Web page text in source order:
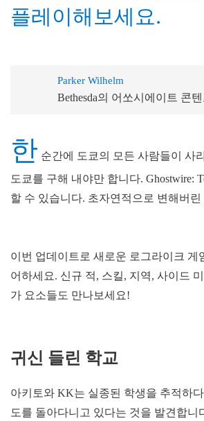
플레이해보세요.
Parker Wilhelm
Bethesda의 어쏘시에이트 콘
한 순간에 도쿄의 모든 사람들이 사
도쿄를 구해 내야만 합니다. Ghostwire:
할 수 있습니다. 초자연적으로 변해버
이번 업데이트로 새로운 로그라이크 게
어하세요. 신규 적, 스킬, 지역, 사이드
가 요소들도 만나보세요!
귀신 들린 학교
아키토와 KK는 실종된 학생을 추적하
도를 돌아다니고 있다는 것을 발견합